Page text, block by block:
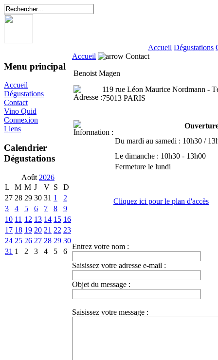
Accueil Dégustations
Menu principal
Accueil
Dégustations
Contact
Vino Quid
Connexion
Liens
Calendrier
Dégustations
Août 2026
L
M M J V S
D
27 28 29 30 31 1
2
3
4 5 6 7 8
9
10 11 12 13 14 15 16
17 18 19 20 21 22 23
24 25 26 27 28 29 30
31 1 2 3 4 5 6
Accueil Contact
Benoist Magen
119 rue Léon Maurice Nordmann -
75013 PARIS
Du mardi au samedi : 10h30 /
Le dimanche : 10h30 - 13h00
Fermeture le lundi
Cliquez ici pour le plan d'accès
Entrez votre nom :
Saisissez votre adresse e-mail :
Objet du message :
Saisissez votre message :